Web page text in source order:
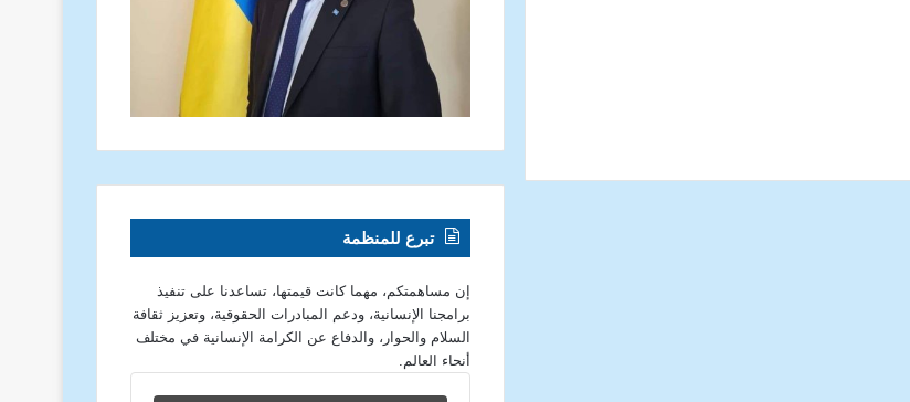
تبرع للمنظمة
إن مساهمتكم، مهما كانت قيمتها، تساعدنا على تنفيذ
برامجنا الإنسانية، ودعم المبادرات الحقوقية، وتعزيز ثقافة
السلام والحوار، والدفاع عن الكرامة الإنسانية في مختلف
أنحاء العالم.